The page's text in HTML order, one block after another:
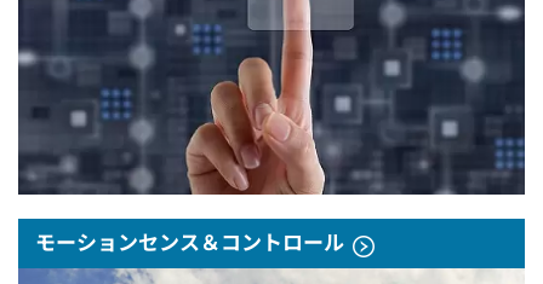
モーションセンス＆コントロール